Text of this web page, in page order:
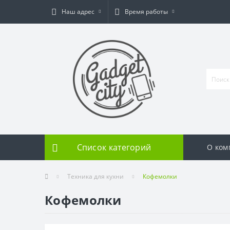
Наш адрес Время работы
Список категорий О
Техника для кухни Кофемолки
Кофемолки